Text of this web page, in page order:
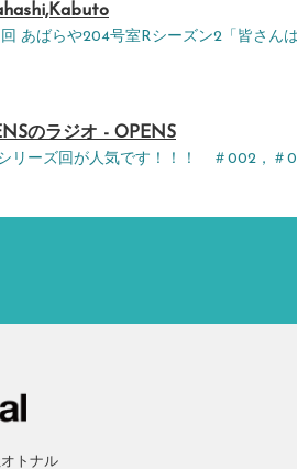
回 あばらや204号室Rシーズン2「皆さん
のラジオ - OPENS
リーズ回が人気です！！！ ＃002，＃
トナル